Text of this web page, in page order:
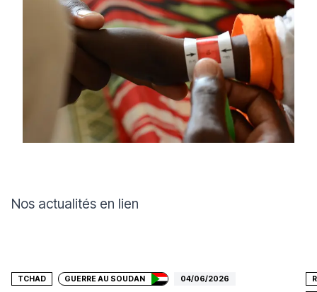
Nos actualités en lien
TCHAD GUERRE AU SOUDAN 04/06/2026